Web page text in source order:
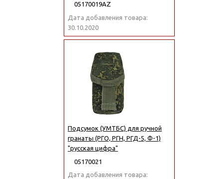
05170019АZ
Дата добавления товара:
30.10.2020
Подсумок (УМТБС) для ручной
гранаты (РГО, РГН, РГД-5, Ф-1)
"русская цифра"
05170021
Дата добавления товара: